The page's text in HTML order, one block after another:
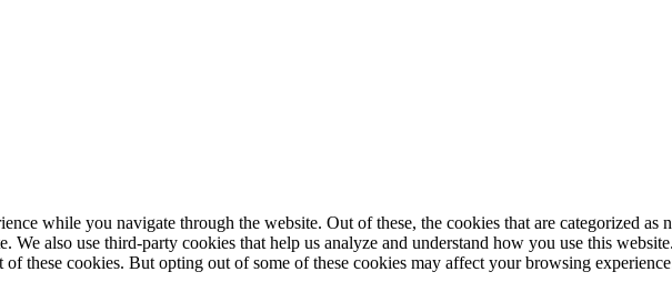
while you navigate through the website. Out of these, the cookies that are categorized as
We also use third-party cookies that help us analyze and understand how you use this
these cookies. But opting out of some of these cookies may affect your browsing